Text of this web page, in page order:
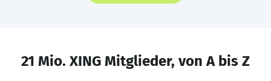
21 Mio. XING Mitglieder, von A bis Z